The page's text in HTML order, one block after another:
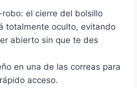
el cierre del bolsillo
totalmente oculto, evitando
abierto sin que te des
en una de las correas para
acceso.